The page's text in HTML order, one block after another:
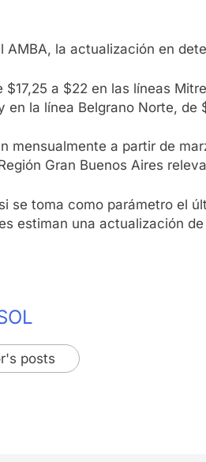
AMBA, la actualización en
a $22 en las líneas
en la línea Belgrano Norte, de
mensualmente a partir de
Gran Buenos Aires
se toma como parámetro el
estiman una actualización
posts